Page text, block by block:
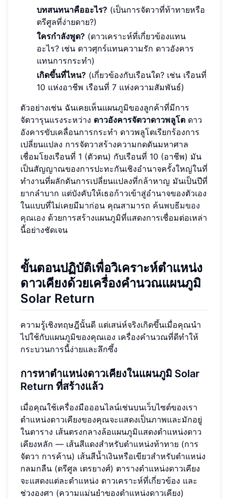
บทสนทนาคืออะไร? (เป็นการจัตวาที่ท้าทายหรือ
ตรีศูลที่ง่ายดาย?)
ใครกำลังพูด? (ดาวเคราะห์ที่เกี่ยวข้องแทน
อะไร? เช่น ดาวศุกร์แทนความรัก ดาวอังคาร
แทนการกระทำ)
เกิดขึ้นที่ไหน? (เกี่ยวข้องกับเรือนใด? เช่น เรือนที่
10 แห่งอาชีพ เรือนที่ 7 แห่งความสัมพันธ์)
ตัวอย่างเช่น ฉันเคยเห็นแผนภูมิของลูกค้าที่มีการ
จัตวารุนแรงระหว่าง ดาวอังคารจัตวาดาวพลูโต ดาว
อังคารขับเคลื่อนการกระทำ ดาวพลูโตเรียกร้องการ
เปลี่ยนแปลง การจัตวาสร้างความกดดันมหาศาล
เชื่อมโยงเรือนที่ 1 (ตัวตน) กับเรือนที่ 10 (อาชีพ) มัน
เป็นสัญญาณของการปะทะกันเชิงอำนาจครั้งใหญ่ในที่
ทำงานที่ผลักดันการเปลี่ยนแปลงที่กล้าหาญ มันเป็นปีที่
ยากลำบาก แต่บังคับให้เธอก้าวเข้าสู่อำนาจของตัวเอง
ในแบบที่ไม่เคยมีมาก่อน คุณสามารถ ค้นพบธีมของ
คุณเอง ด้วยการสร้างแผนภูมิที่แสดงการเชื่อมต่อเหล่า
นี้อย่างชัดเจน
ขั้นตอนปฏิบัติเพื่อวิเคราะห์ตำแหน่ง
ดาวเคียงด้วยเครื่องคำนวณแผนภูมิ
Solar Return
ความรู้เชิงทฤษฎีนั้นดี แต่เสน่ห์จริงเกิดขึ้นเมื่อคุณนำ
ไปใช้กับแผนภูมิของคุณเอง เครื่องคำนวณที่ดีทำให้
กระบวนการนี้ง่ายและลึกซึ้ง
การหาตำแหน่งดาวเคียงในแผนภูมิ Solar
Return ที่สร้างแล้ว
เมื่อคุณใช้เครื่องมือออนไลน์เช่นบนเว็บไซต์ของเรา
ตำแหน่งดาวเคียงของคุณจะแสดงเป็นภาพและมักอยู่
ในตาราง เส้นตรงกลางล้อแผนภูมิแสดงตำแหน่งดาว
เคียงหลัก — เส้นสีแดงสำหรับตำแหน่งท้าทาย (การ
จัตวา การค้าน) เส้นสีน้ำเงินหรือเขียวสำหรับตำแหน่ง
กลมกลืน (ตรีศูล เตรยางศ์) ตารางตำแหน่งดาวเคียง
จะแสดงแต่ละตำแหน่ง ดาวเคราะห์ที่เกี่ยวข้อง และ
ช่วงองศา (ความแม่นยำของตำแหน่งดาวเคียง)